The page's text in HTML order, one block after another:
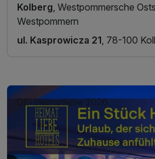
Kolberg , Westpommersche
Westpommern
ul. Kasprowicza 21 , 78-100
DE: Heimatliebe 2026